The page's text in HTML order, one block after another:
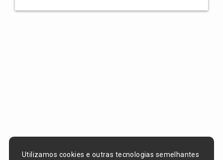
Utilizamos cookies e outras tecnologias semelhantes